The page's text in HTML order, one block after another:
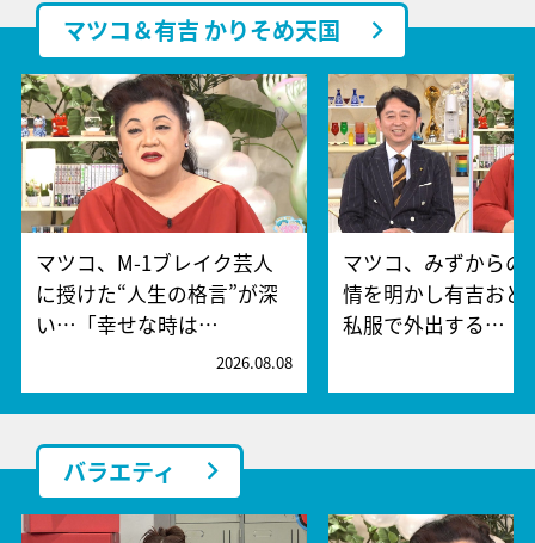
マツコ＆有吉 かりそめ天国
マツコ、M-1ブレイク芸人
に授けた“人生の格言”が深
い…「幸せな時は…
2026.08.08
マツコ、みずからの
情を明かし有吉おど
私服で外出する…
バラエティ